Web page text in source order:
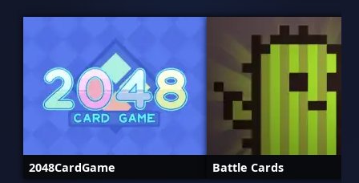
2048CardGame Battle Cards